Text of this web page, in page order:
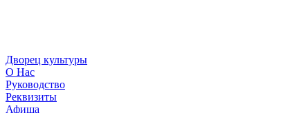
Дворец культуры
О Нас
Руководство
Реквизиты
Афиша